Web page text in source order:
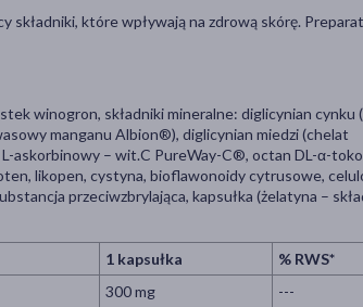
które wpływają na zdrową skórę. Preparat
winogron, składniki mineralne: diglicynian cynku
manganu Albion®), diglicynian miedzi (chelat
askorbinowy – wit.C PureWay-C®, octan DL-α-
likopen, cystyna, bioflawonoidy cytrusowe,
przeciwzbrylająca, kapsułka (żelatyna –
1 kapsułka
% RWS*
300 mg
---